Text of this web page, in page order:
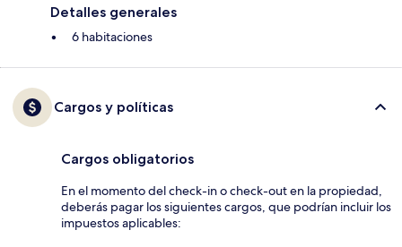
Detalles generales
6 habitaciones
Cargos y políticas
Cargos obligatorios
En el momento del check-in o check-out en la propiedad,
deberás pagar los siguientes cargos, que podrían incluir los
impuestos aplicables: